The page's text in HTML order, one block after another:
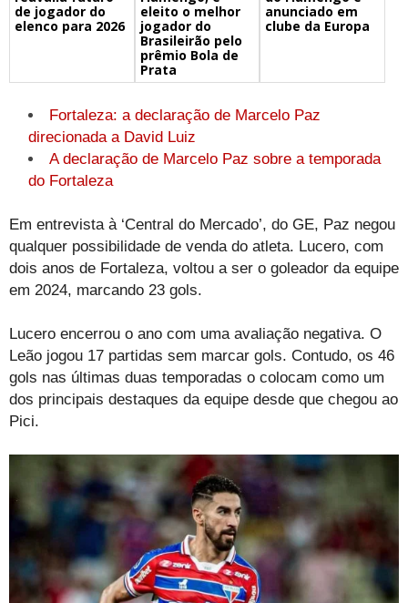
de jogador do
elenco para 2026
eleito o melhor
jogador do
Brasileirão pelo
prêmio Bola de
Prata
anunciado em
clube da Europa
Fortaleza: a declaração de Marcelo Paz
direcionada a David Luiz
A declaração de Marcelo Paz sobre a temporada
do Fortaleza
Em entrevista à ‘Central do Mercado’, do GE, Paz negou
qualquer possibilidade de venda do atleta. Lucero, com
dois anos de Fortaleza, voltou a ser o goleador da equipe
em 2024, marcando 23 gols.
Lucero encerrou o ano com uma avaliação negativa. O
Leão jogou 17 partidas sem marcar gols. Contudo, os 46
gols nas últimas duas temporadas o colocam como um
dos principais destaques da equipe desde que chegou ao
Pici.